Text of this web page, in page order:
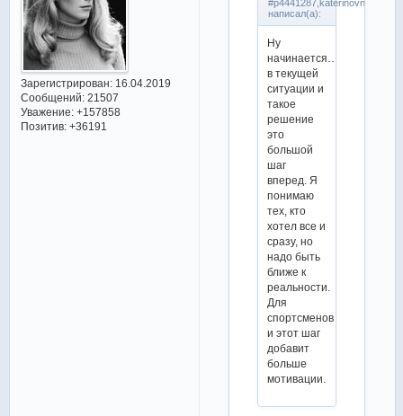
Зарегистрирован: 16.04.2019
Сообщений:21507
Уважение: +157858
Позитив: +36191
#p4441287,katerinovna
написал(а):
Ну
начинается…
в текущей
ситуации и
такое
решение
это
большой
шаг
вперед. Я
понимаю
тех, кто
хотел все и
сразу, но
надо быть
ближе к
реальности.
Для
спортсменов
и этот шаг
добавит
больше
мотивации.